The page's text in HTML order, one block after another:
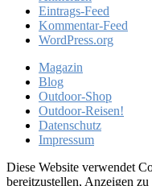
Eintrags-Feed
Kommentar-Feed
WordPress.org
Magazin
Blog
Outdoor-Shop
Outdoor-Reisen!
Datenschutz
Impressum
Diese Website verwendet
bereitzustellen, Anzeigen